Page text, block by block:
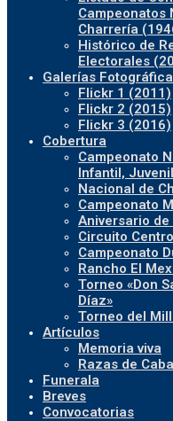
Campeonatos
Charrería
Histórico de
Electorales
Galerías
Flickr 1 (2011)
Flickr 2 (2015)
Flickr 3 (2016)
Cobertura
Campeonato
Infantil,
Nacional de
Campeonato
Aniversario
Circuito
Campeonato
Rancho El
Torneo «Don
Díaz»
Torneo del
Artículos
Memoria viva
Razas de
Funerala
Breves
Convocatorias